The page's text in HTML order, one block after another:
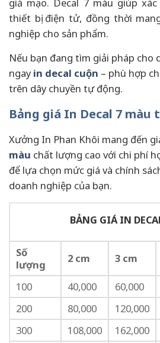
thiết bị điện tử, đồng thời
nghiệp cho sản phẩm.
Nếu bạn đang tìm giải pháp cho
ngay in decal cuộn – phù hợp
trên dây chuyền tự động.
Bảng giá In Decal 7 màu
Xưởng In Phan Khôi mang đến
màu chất lượng cao với chi phí
để lựa chọn mức giá và chính
doanh nghiệp của bạn.
BẢNG GIÁ IN
Số
lượng
2 cm 3 cm
100 40,000 60,000
200
80,000 120,000
300
108,000 162,000